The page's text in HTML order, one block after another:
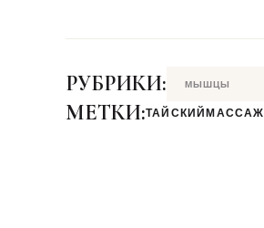
РУБРИКИ: МЫШЦЫ
МЕТКИ:ТАЙСКИЙМАССАЖ